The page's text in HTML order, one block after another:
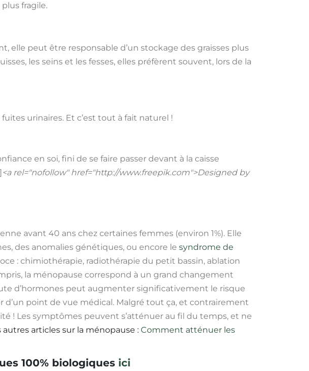
fragile.
peut être responsable d’un stockage des graisses plus
les seins et les fesses, elles préfèrent souvent, lors de la
urinaires. Et c’est tout à fait naturel !
en soi, fini de se faire passer devant à la caisse
<a rel="nofollow" href="http://www.freepik.com">Designed by
avant 40 ans chez certaines femmes (environ 1%). Elle
des anomalies génétiques, ou encore le syndrome de
: chimiothérapie, radiothérapie du petit bassin, ablation
la ménopause correspond à un grand changement
d’hormones peut augmenter significativement le risque
d’un point de vue médical. Malgré tout ça, et contrairement
! Les symptômes peuvent s’atténuer au fil du temps, et ne
autres articles sur la ménopause : Comment atténuer les
100% biologiques ici